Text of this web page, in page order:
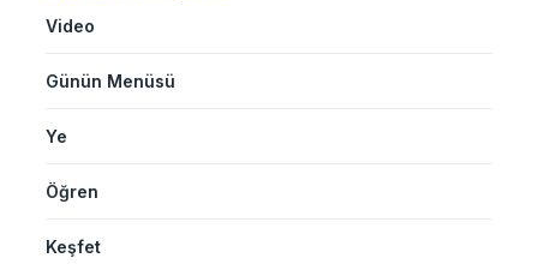
Video
Günün Menüsü
Ye
Öğren
Keşfet